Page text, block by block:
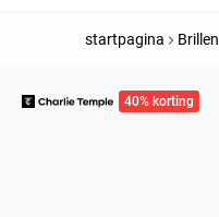
startpagina Brillen
40% korting